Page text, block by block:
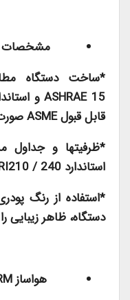
مشخصات
*ساخت دستگاه
ASHRAE 15و
قابل قبولASME
*ظرفیتها و جداول
استاندارد / 240
*استفاده از رنگ
دستگاه، ظاهر زیبایی
هواساز